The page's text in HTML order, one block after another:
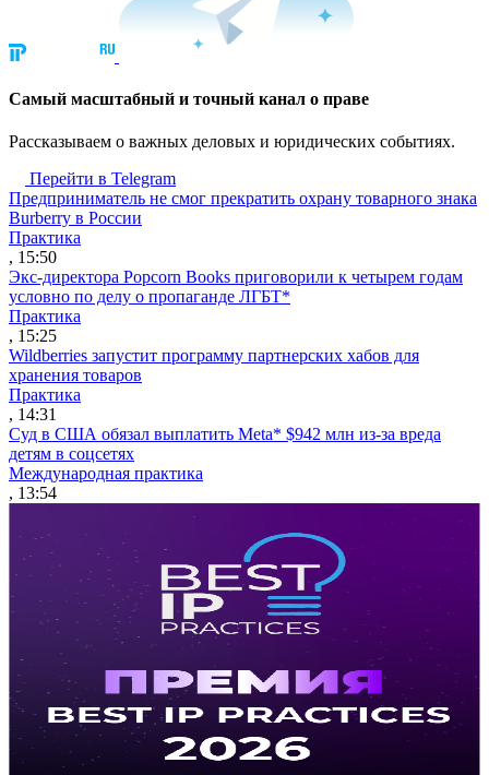
Cамый масштабный и точный канал о праве
Рассказываем о важных деловых и юридических событиях.
Перейти в Telegram
Предприниматель не смог прекратить охрану товарного знака
Burberry в России
Практика
, 15:50
Экс-директора Popcorn Books приговорили к четырем годам
условно по делу о пропаганде ЛГБТ*
Практика
, 15:25
Wildberries запустит программу партнерских хабов для
хранения товаров
Практика
, 14:31
Суд в США обязал выплатить Meta* $942 млн из-за вреда
детям в соцсетях
Международная практика
, 13:54